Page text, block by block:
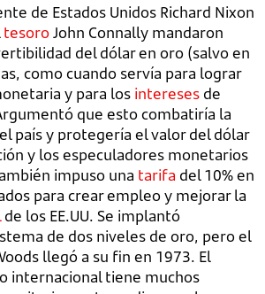
de Estados Unidos Richard Nixon
tesoroJohn Connally mandaron
del dólar en oro (salvo en
como cuando servía para lograr
y para los intereses de
que esto combatiría la
país y protegería el valor del dólar
y los especuladores monetarios
impuso una tarifa del 10% en
para crear empleo y mejorar la
de los EE.UU. Se implantó
de dos niveles de oro, pero el
llegó a su fin en 1973. El
internacional tiene muchos